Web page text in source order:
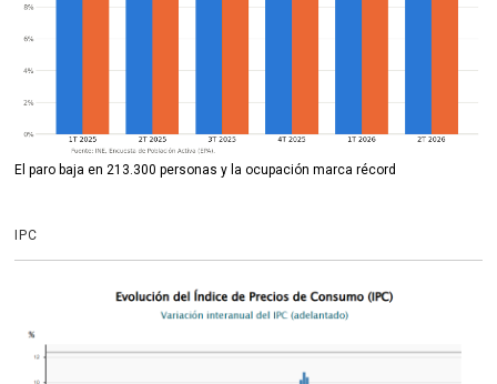
El paro baja en 213.300 personas y la ocupación marca récord
IPC